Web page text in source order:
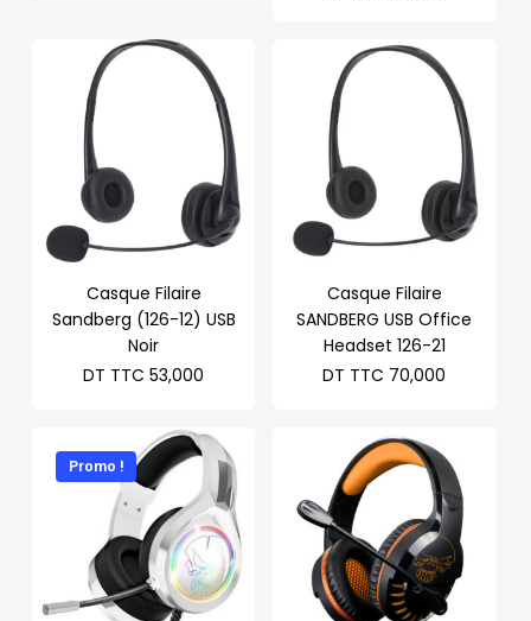
Casque Filaire
Sandberg (126-12) USB
Noir
DT TTC 53,000
Casque Filaire
SANDBERG USB Office
Headset 126-21
DT TTC 70,000
Promo !